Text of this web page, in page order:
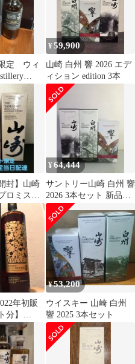
定 ウィ
¥59,900
山崎 白州 響 2026 エデ
ィション edition 3本
封】山崎
ロミス・
ッド ２本
¥64,444
サントリー山崎 白州 響
2026 3本セット 新品未
開栓
年初販
分】
イスキー
¥53,200
ウイスキー 山崎 白州
響 2025 3本セット